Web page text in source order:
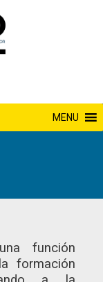
MENU
función
formación